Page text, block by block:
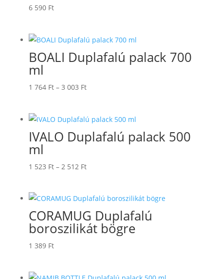
6 590 Ft
BOALI Duplafalú palack 700
ml
1 764 Ft – 3 003 FtÁrtartomány:
-
3
IVALO Duplafalú palack 500
ml
1 523 Ft – 2 512 FtÁrtartomány:
-
2
512 Ft
CORAMUG Duplafalú
boroszilikát bögre
1 389 Ft